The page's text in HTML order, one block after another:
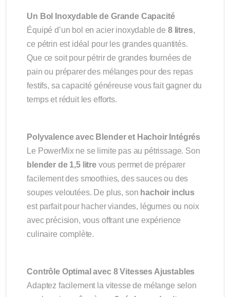
Un Bol Inoxydable de Grande Capacité
Équipé d’un bol en acier inoxydable de 8 litres,
ce pétrin est idéal pour les grandes quantités.
Que ce soit pour pétrir de grandes fournées de
pain ou préparer des mélanges pour des repas
festifs, sa capacité généreuse vous fait gagner du
temps et réduit les efforts.
Polyvalence avec Blender et Hachoir Intégrés
Le PowerMix ne se limite pas au pétrissage. Son
blender de 1,5 litre vous permet de préparer
facilement des smoothies, des sauces ou des
soupes veloutées. De plus, son hachoir inclus
est parfait pour hacher viandes, légumes ou noix
avec précision, vous offrant une expérience
culinaire complète.
Contrôle Optimal avec 8 Vitesses Ajustables
Adaptez facilement la vitesse de mélange selon